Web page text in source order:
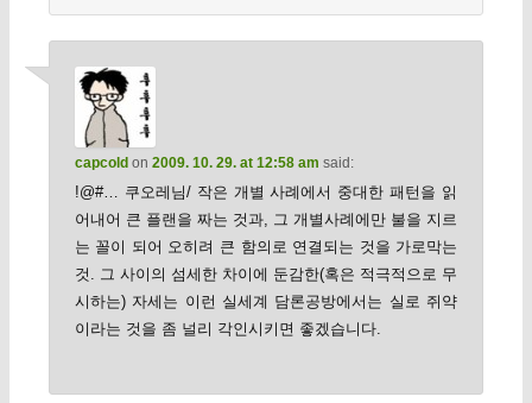
capcold on 2009. 10. 29. at 12:58 am said:
!@#… 쿠오레님/ 작은 개별 사례에서 중대한 패턴을 읽
어내어 큰 플랜을 짜는 것과, 그 개별사례에만 불을 지르
는 꼴이 되어 오히려 큰 함의로 연결되는 것을 가로막는
것. 그 사이의 섬세한 차이에 둔감한(혹은 적극적으로 무
시하는) 자세는 이런 실세계 담론공방에서는 실로 쥐약
이라는 것을 좀 널리 각인시키면 좋겠습니다.